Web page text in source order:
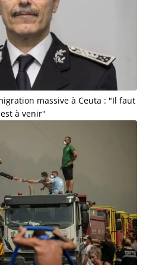
massive à Ceuta : "Il faut
à venir"